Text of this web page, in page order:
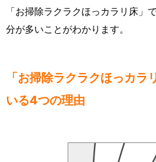
「お掃除ラクラクほっカラリ床
分が多いことがわかります。
「お掃除ラクラクほっカラ
いる4つの理由